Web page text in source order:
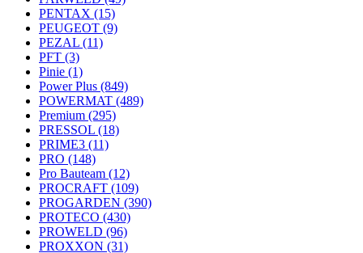
PENTAX (15)
PEUGEOT (9)
PEZAL (11)
PFT (3)
Pinie (1)
Power Plus (849)
POWERMAT (489)
Premium (295)
PRESSOL (18)
PRIME3 (11)
PRO (148)
Pro Bauteam (12)
PROCRAFT (109)
PROGARDEN (390)
PROTECO (430)
PROWELD (96)
PROXXON (31)